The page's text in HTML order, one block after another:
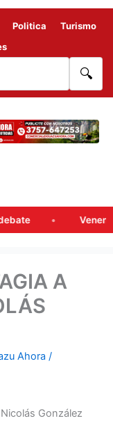
Politica
Turismo
🔍
Veneno en
A
Ahora /
González